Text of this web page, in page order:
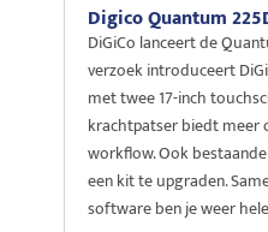
Digico Quantum
DiGiCo lanceert de
verzoek introduceert
met twee 17-inch
krachtpatser biedt meer
workflow. Ook
een kit te upgraden.
software ben je weer